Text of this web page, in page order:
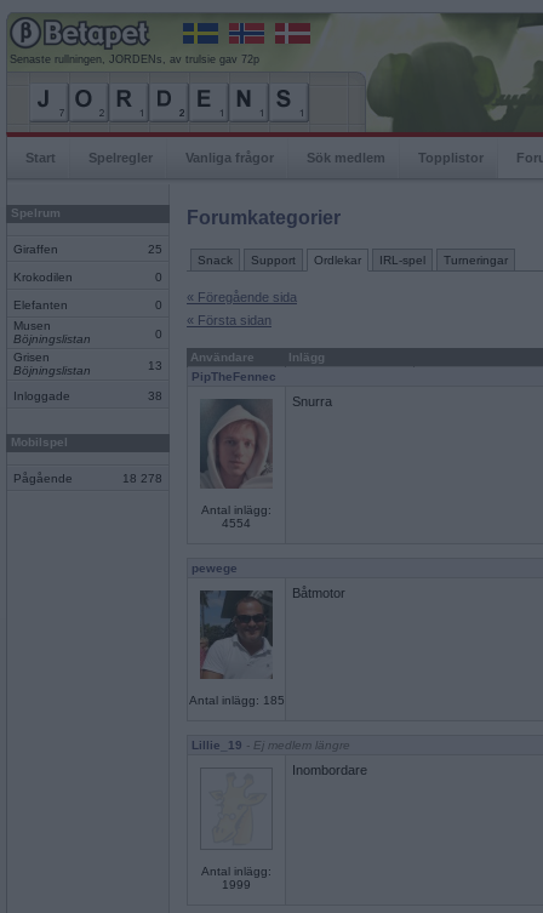
Senaste rullningen, JORDENs, av trulsie gav 72p
Start Spelregler Vanliga frågor Sök medlem Topplistor
Spelrum
Giraffen 25
Krokodilen 0
Elefanten
0
Musen
Böjningslistan
0
Grisen
Böjningslistan
13
Inloggade 38
Mobilspel
Pågående 18 278
Forumkategorier
Snack Support Ordlekar IRL-spel Turneringar
« Föregående sida
« Första sidan
Användare
Inlägg
PipTheFennec
Antal inlägg:
4554
Snurra
pewege
Antal inlägg: 185
Båtmotor
Lillie_19 - Ej medlem längre
Antal inlägg:
1999
Inombordare